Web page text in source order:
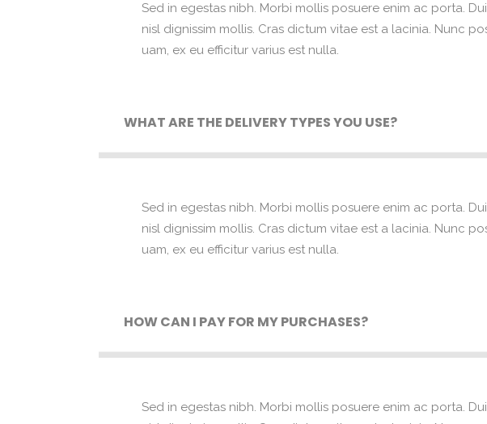
Sed in egestas nibh. Morbi mollis posuere enim ac porta.
nisl dignissim mollis. Cras dictum vitae est a lacinia. Nunc
uam, ex eu efficitur varius est nulla.
WHAT ARE THE DELIVERY TYPES YOU USE?
Sed in egestas nibh. Morbi mollis posuere enim ac porta.
nisl dignissim mollis. Cras dictum vitae est a lacinia. Nunc
uam, ex eu efficitur varius est nulla.
HOW CAN I PAY FOR MY PURCHASES?
Sed in egestas nibh. Morbi mollis posuere enim ac porta.